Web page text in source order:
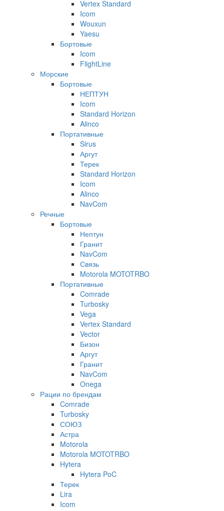
Vertex Standard
Icom
Wouxun
Yaesu
Бортовые
Icom
FlightLine
Морские
Бортовые
НЕПТУН
Icom
Standard Horizon
Alinco
Портативные
Sirus
Аргут
Терек
Standard Horizon
Icom
Alinco
NavCom
Речные
Бортовые
Нептун
Гранит
NavCom
Связь
Motorola MOTOTRBO
Портативные
Comrade
Turbosky
Vega
Vertex Standard
Vector
Бизон
Аргут
Гранит
NavCom
Onega
Рации по брендам
Comrade
Turbosky
СОЮЗ
Астра
Motorola
Motorola MOTOTRBO
Hytera
Hytera PoC
Терек
Lira
Icom